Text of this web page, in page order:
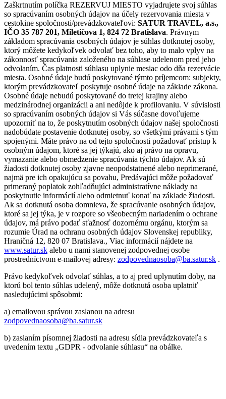
Zaškrtnutím políčka REZERVUJ MIESTO vyjadrujete svoj súhlas
so spracúvaním osobných údajov na účely rezervovania miesta v
cestokine spoločnosti/prevádzkovateľovi: SATUR TRAVEL, a.s.,
IČO 35 787 201, Miletičova 1, 824 72 Bratislava. Právnym
základom spracúvania osobných údajov je súhlas dotknutej osoby,
ktorý môžete kedykoľvek odvolať bez toho, aby to malo vplyv na
zákonnosť spracúvania založeného na súhlase udelenom pred jeho
odvolaním. Čas platnosti súhlasu uplynie mesiac odo dňa rezervácie
miesta. Osobné údaje budú poskytované týmto príjemcom: subjekty,
ktorým prevádzkovateľ poskytuje osobné údaje na základe zákona.
Osobné údaje nebudú poskytované do tretej krajiny alebo
medzinárodnej organizácii a ani nedôjde k profilovaniu. V súvislosti
so spracúvaním osobných údajov si Vás súčasne dovoľujeme
upozorniť na to, že poskytnutím osobných údajov našej spoločnosti
nadobúdate postavenie dotknutej osoby, so všetkými právami s tým
spojenými. Máte právo na od tejto spoločnosti požadovať prístup k
osobným údajom, ktoré sa jej týkajú, ako aj právo na opravu,
vymazanie alebo obmedzenie spracúvania týchto údajov. Ak sú
žiadosti dotknutej osoby zjavne neopodstatnené alebo neprimerané,
najmä pre ich opakujúcu sa povahu, Predávajúci môže požadovať
primeraný poplatok zohľadňujúci administratívne náklady na
poskytnutie informácií alebo odmietnuť konať na základe žiadosti.
Ak sa dotknutá osoba domnieva, že spracúvanie osobných údajov,
ktoré sa jej týka, je v rozpore so všeobecným nariadením o ochrane
údajov, má právo podať sťažnosť dozornému orgánu, ktorým sa
rozumie Úrad na ochranu osobných údajov Slovenskej republiky,
Hraničná 12, 820 07 Bratislava., Viac informácií nájdete na
www.satur.sk alebo u nami stanovenej zodpovednej osobe
prostredníctvom e-mailovej adresy: zodpovednaosoba@ba.satur.sk .
Právo kedykoľvek odvolať súhlas, a to aj pred uplynutím doby, na
ktorú bol tento súhlas udelený, môže dotknutá osoba uplatniť
nasledujúcimi spôsobmi:
a) emailovou správou zaslanou na adresu
zodpovednaosoba@ba.satur.sk
b) zaslaním písomnej žiadosti na adresu sídla prevádzkovateľa s
uvedením textu „GDPR - odvolanie súhlasu“ na obálke.